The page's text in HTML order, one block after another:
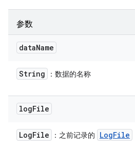
参数
dataName
String ：数据的名称
logFile
LogFile ：之前记录的 LogFile